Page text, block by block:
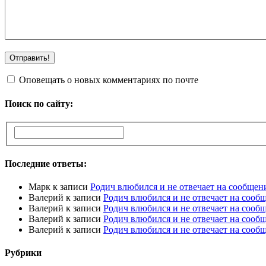
Оповещать о новых комментариях по почте
Поиск по сайту:
Последние ответы:
Марк к записи Родич влюбился и не отвечает на
Валерий к записи Родич влюбился и не отвечает на
Валерий к записи Родич влюбился и не отвечает на
Валерий к записи Родич влюбился и не отвечает на
Валерий к записи Родич влюбился и не отвечает на
Рубрики